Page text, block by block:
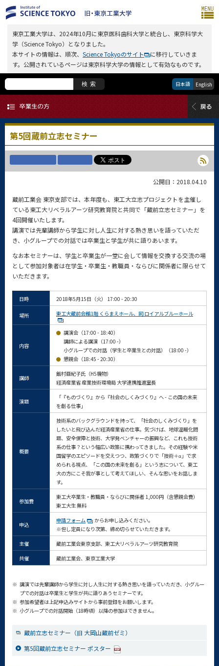
東京工業大学は、2024年10月に東京医科歯科大学と統合し、東京科学大
学（Science Tokyo）となりました。
本サイトの情報は、順次、 Science Tokyoのサイト
に移行していきま
す。公開されているページは東京科学大学の情報として有効なものです。
検索 日本語 English
第5回蔵前立志セミナー
公開日：2018.04.10
蔵前工業会 東京支部では、本年度も、東工大立志プロジェクトを主催し
ている東工大リベラルアーツ研究教育院と共同で「蔵前立志セミナー」を
4回開催いたします。
講演では先輩講師から学生に対し人生に対する熱き思いを語っていただ
き、小グループでの対話では卒業生と学生が共に語りあいます。
なお本セミナーは、学生と卒業生が一堂に会して情報を交換する交流の場
として参加対象者は在学生・卒業生・教職員・ならびに関係者に限らせて
いただきます。
日時 2018年5月15日（火） 17:00 - 20:30
場所 東工大蔵前会館1階 くらまえホール、同 ロイアルブルーホール
内容
講演会（17:00 - 18:40）
講師による講演（17:00 -）
小グループでの対話（学生と卒業生との対話）（18:00 -）
懇親会（18:45 - 20:30）
講師
飯村亜紀子氏（H5機物）
経済産業省 産業技術環境局 大学連携推進室長
演題
「『ものづくり』から『社会のしくみづくり』へ - この国の未来
を創る仕事」
概要
技術系のバックグラウンドを持って、「社会のしくみづくり」を
したいと飛び込んだ経済産業省の仕事。気づけば、地球温暖化問
題、安全保障と技術、大学発ベンチャーの振興など、これも技術
系の仕事？という幅広い政策に携わってきました。その経験や米
国留学のエピソードを交えつつ、政策づくりで「技術＋α」で求
められる視点、「この国の未来を創る」という志について、東工
大の方にこそ我が事として考えてほしい、そんな思いをお話しま
す。
参加費
東工大卒業生・教職員・ならびに関係者 1,000円（含懇親会費）
東工大生 無料
申込
申請フォーム
からお申し込みください。
※但し定員になり次第、締め切らせていただきます。
主催
蔵前工業会東京支部、東工大リベラルアーツ研究教育院
共催
蔵前工業会、東京工業大学
※ 講演では先輩講師から学生に対し人生に対する熱き思いを語っていただき、小グルー
プでの対話は卒業生と学生が共に語りあうセミナーです。
※ 参加希望者は上記申込みサイトから事前登録をお願いします。
※ 小グループでの対話開始（18時頃）以降の参加はできません。
蔵前立志セミナー（旧 大岡山蔵前ゼミ）
第5回蔵前立志セミナー ポスター